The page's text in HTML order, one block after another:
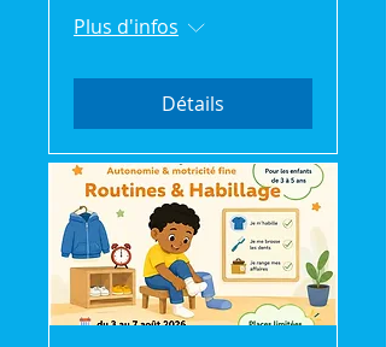
Plus d'infos
Détails